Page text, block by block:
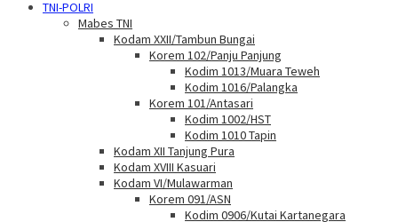
TNI-POLRI
Mabes TNI
Kodam XXII/Tambun Bungai
Korem 102/Panju Panjung
Kodim 1013/Muara Teweh
Kodim 1016/Palangka
Korem 101/Antasari
Kodim 1002/HST
Kodim 1010 Tapin
Kodam XII Tanjung Pura
Kodam XVIII Kasuari
Kodam VI/Mulawarman
Korem 091/ASN
Kodim 0906/Kutai Kartanegara